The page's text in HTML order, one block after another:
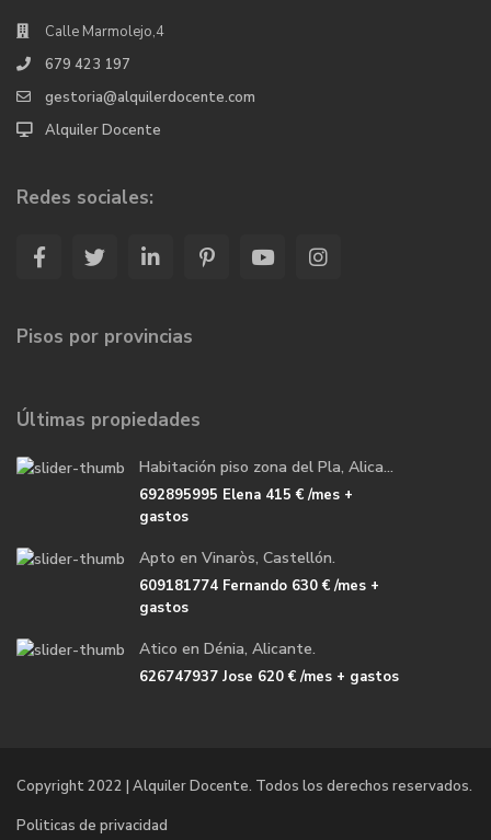
Calle Marmolejo,4
679 423 197
gestoria@alquilerdocente.com
Alquiler Docente
Redes sociales:
Pisos por provincias
Últimas propiedades
Habitación piso zona del Pla, Alica...
692895995 Elena 415 €/mes +
gastos
Apto en Vinaròs, Castellón.
609181774 Fernando 630 €/mes +
gastos
Atico en Dénia, Alicante.
626747937 Jose 620 €/mes + gastos
Copyright 2022 | Alquiler Docente. Todos los derechos reservados.
Politicas de privacidad